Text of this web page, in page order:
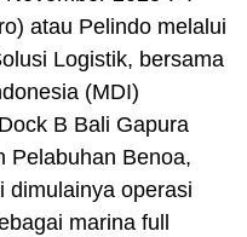
atau Pelindo melalui
Logistik, bersama
(MDI)
B Bali Gapura
Pelabuhan Benoa,
dimulainya operasi
marina full